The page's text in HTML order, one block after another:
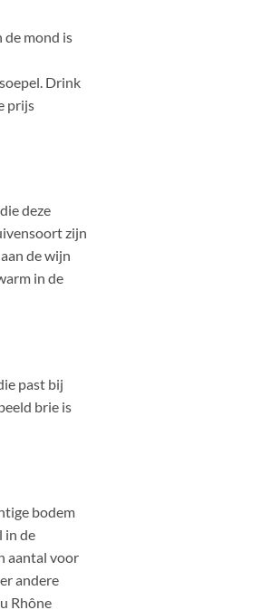
de mond is
Drink
prijs
deze
zijn
de wijn
in de
past bij
brie is
bodem
in de
aantal voor
andere
Rhône